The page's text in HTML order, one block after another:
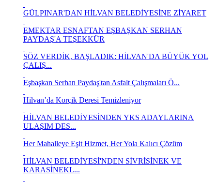
GÜLPINAR'DAN HİLVAN BELEDİYESİNE ZİYARET
EMEKTAR ESNAFTAN EŞBAŞKAN SERHAN
PAYDAŞ'A TEŞEKKÜR
SÖZ VERDİK, BAŞLADIK: HİLVAN'DA BÜYÜK YOL
ÇALIŞ...
Eşbaşkan Serhan Paydaş'tan Asfalt Çalışmaları Ö...
Hilvan’da Korçik Deresi Temizleniyor
HİLVAN BELEDİYESİNDEN YKS ADAYLARINA
ULAŞIM DES...
Her Mahalleye Eşit Hizmet, Her Yola Kalıcı Çözüm
HİLVAN BELEDİYESİ'NDEN SİVRİSİNEK VE
KARASİNEKL...